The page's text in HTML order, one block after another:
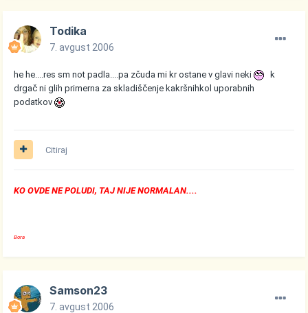
Todika
7. avgust 2006
he he....res sm not padla....pa zčuda mi kr ostane v glavi neki
k
drgač ni glih primerna za skladiščenje kakršnihkol uporabnih
podatkov
Citiraj
KO OVDE NE POLUDI, TAJ NIJE NORMALAN....
Bora
Samson23
7. avgust 2006